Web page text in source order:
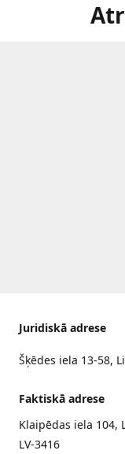
Juridiskā adrese
Šķēdes iela 13-58,
Faktiskā adrese
Klaipēdas iela 104,
LV-3416